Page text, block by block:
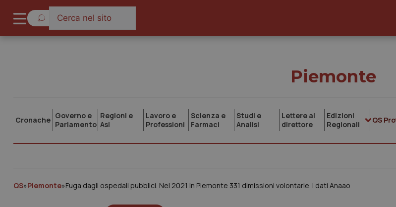
Piemonte
Cronache Governo e
Parlamento
Regioni e
Asl
Lavoro e
Professioni
Scienza e
Farmaci
Studi e
Analisi
Lettere al
direttore
Edizioni
Regionali
QS Pro
QS»Piemonte»Fuga dagli ospedali pubblici. Nel 2021 in Piemonte 331 dimissioni volontarie. I dati Anaao